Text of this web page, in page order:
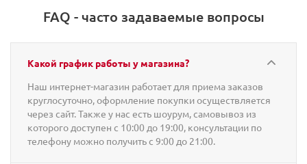
FAQ - часто задаваемые вопросы
Какой график работы у магазина?
Наш интернет-магазин работает для приема заказов
круглосуточно, оформление покупки осуществляется
через сайт. Также у нас есть шоурум, самовывоз из
которого доступен с 10:00 до 19:00, консультации по
телефону можно получить с 9:00 до 21:00.